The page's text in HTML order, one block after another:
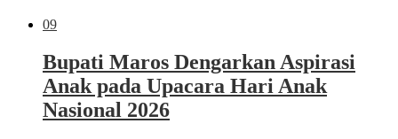
09
Bupati Maros Dengarkan Aspirasi
Anak pada Upacara Hari Anak
Nasional 2026